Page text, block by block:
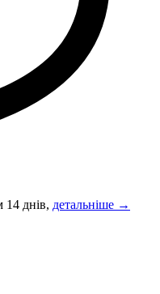
14 днів, детальніше →